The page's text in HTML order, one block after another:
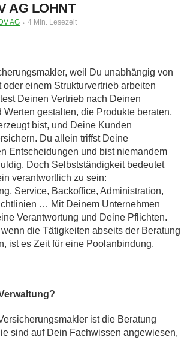
AG LOHNT
AG 4 Min. Lesezeit
weil Du unabhängig von
einem Strukturvertrieb arbeiten
Deinen Vertrieb nach Deinen
Werten gestalten, die Produkte beraten,
bist, und Deine Kunden
Du allein triffst Deine
Entscheidungen und bist niemandem
Doch Selbstständigkeit bedeutet
verantwortlich zu sein:
Service, Backoffice, Administration,
… Mit Deinem Unternehmen
Verantwortung und Deine Pflichten.
die Tätigkeiten abseits der Beratung
ist es Zeit für eine Poolanbindung.
ist die Beratung
sind auf Dein Fachwissen angewiesen,